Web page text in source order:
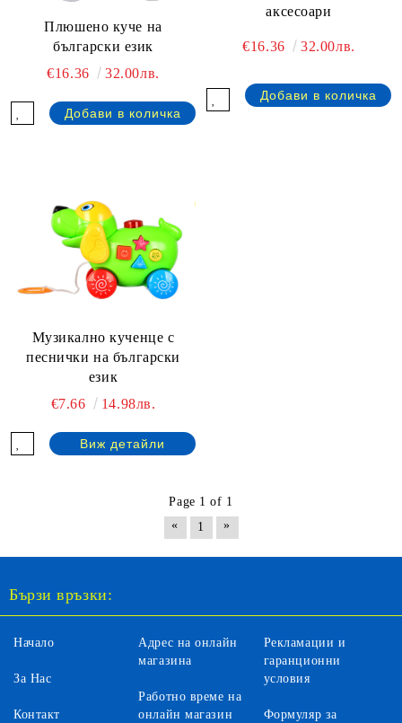
Плюшено куче на
български език
€16.36
32.00лв.
аксесоари
€16.36 32.00лв.
Музикално кученце с
песнички на български
език
€7.66
14.98лв.
Виж детайли
Page 1 of 1
«
1 »
Бързи връзки:
Начало
За Нас
Контакт
Адрес на онлайн
магазина
Работно време на
онлайн магазин
Рекламации и
гаранционни
условия
Формуляр за